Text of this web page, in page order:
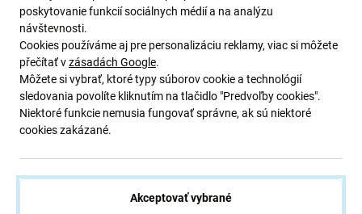
Popis a špecifikácia
Ochranné puzdro SBS Instinct
kvalitného TPU, chráni vaše zariadenie pred škrabancami,
nárazmi a menšími pádmi a zároveň si zachováva tenký
poskytovanie funkcií sociálnych médií a na analýzu
návštevnosti.
Cookies používáme aj pre personalizáciu reklamy, viac si môžete
přečítať vzásadách Google.
Môžete si vybrať, ktoré typy súborov cookie a technológií
sledovania povolíte kliknutím na tlačidlo "Predvoľby cookies".
Niektoré funkcie nemusia fungovať správne, ak sú niektoré
cookies zakázané.
Akceptovať vybrané